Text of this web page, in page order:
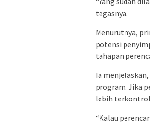
tegasnya.
Menurutnya,
potensi
tahapan
Ia
program. Jika
lebih
“Kalau